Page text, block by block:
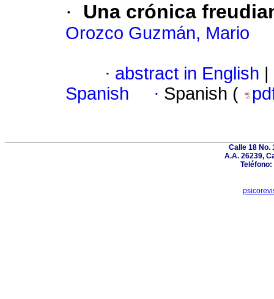
· Una crónica
Orozco Guzmán, Mario
· abstract in English
Spanish
· Spanish (
Calle 18 No.
A.A. 26239,
Teléfono: